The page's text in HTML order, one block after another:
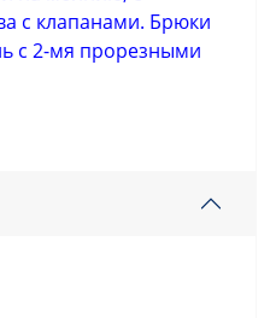
с клапанами. Брюки
с 2-мя прорезными